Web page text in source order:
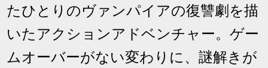
たひとりのヴァンパイアの復讐劇を描
いたアクションアドベンチャー。ゲー
ムオーバーがない変わりに、謎解きが